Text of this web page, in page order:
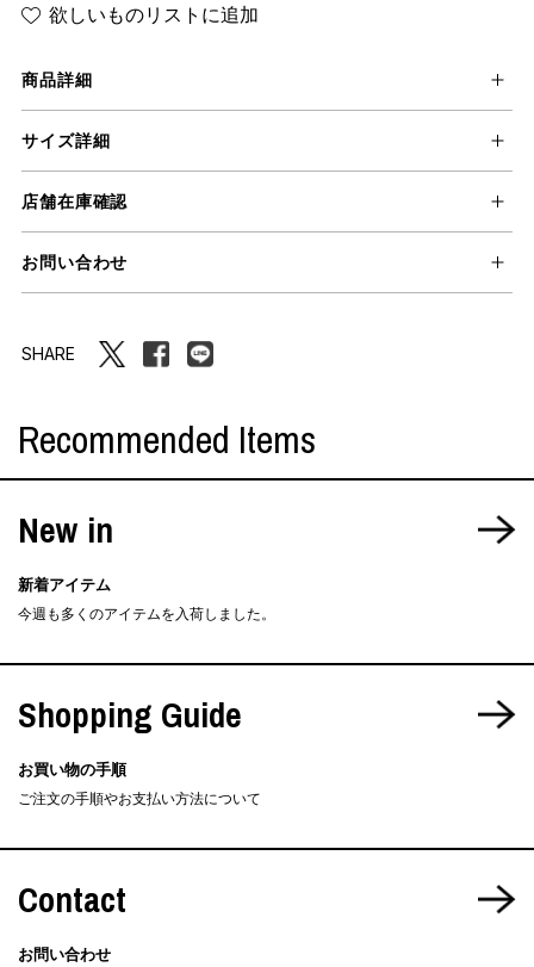
欲しいものリストに追加
商品詳細
サイズ詳細
店舗在庫確認
お問い合わせ
SHARE
Recommended Items
New in
新着アイテム
今週も多くのアイテムを入荷しました。
Shopping Guide
お買い物の手順
ご注文の手順やお支払い方法について
Contact
お問い合わせ